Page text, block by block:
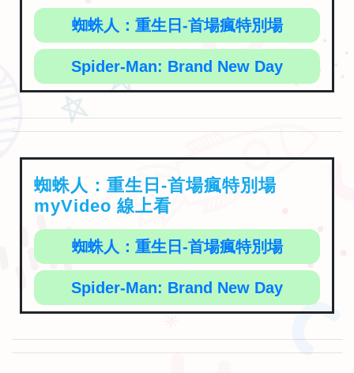
蜘蛛人：重生日-首場瘋特別場
Spider-Man: Brand New Day
蜘蛛人：重生日-首場瘋特別場
myVideo 線上看
蜘蛛人：重生日-首場瘋特別場
Spider-Man: Brand New Day